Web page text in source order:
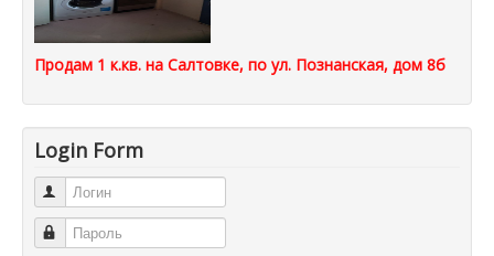
Продам 1 к.кв. на Салтовке, по ул. Познанская, дом 8б
Login Form
Логин
Пароль